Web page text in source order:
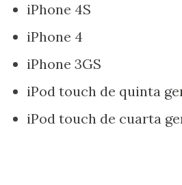
iPhone 4S
iPhone 4
iPhone 3GS
iPod touch de quinta
iPod touch de cuarta